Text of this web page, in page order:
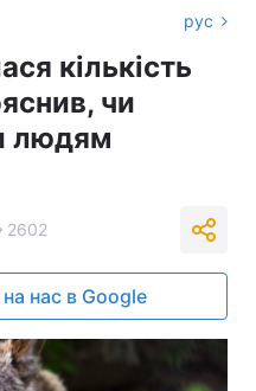
рус
кількість
чи
людям
2602
нас в Google